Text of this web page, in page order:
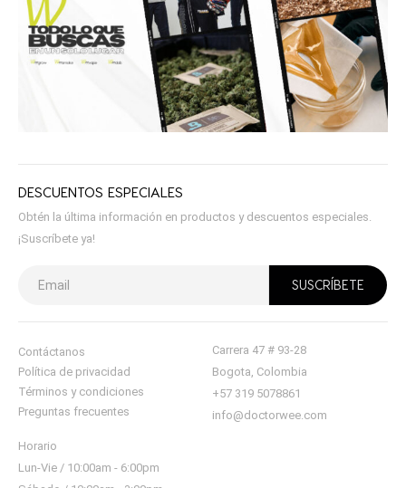
DESCUENTOS ESPECIALES
Obtén la última información en productos y descuentos especiales.
¡Suscríbete ya!
Contáctanos
Política de privacidad
Términos y condiciones
Preguntas frecuentes
Carrera 47 # 93-28
Bogota, Colombia
+57 319 5078861
info@doctorwee.com
Horario
Lun-Vie / 10:00am - 6:00pm